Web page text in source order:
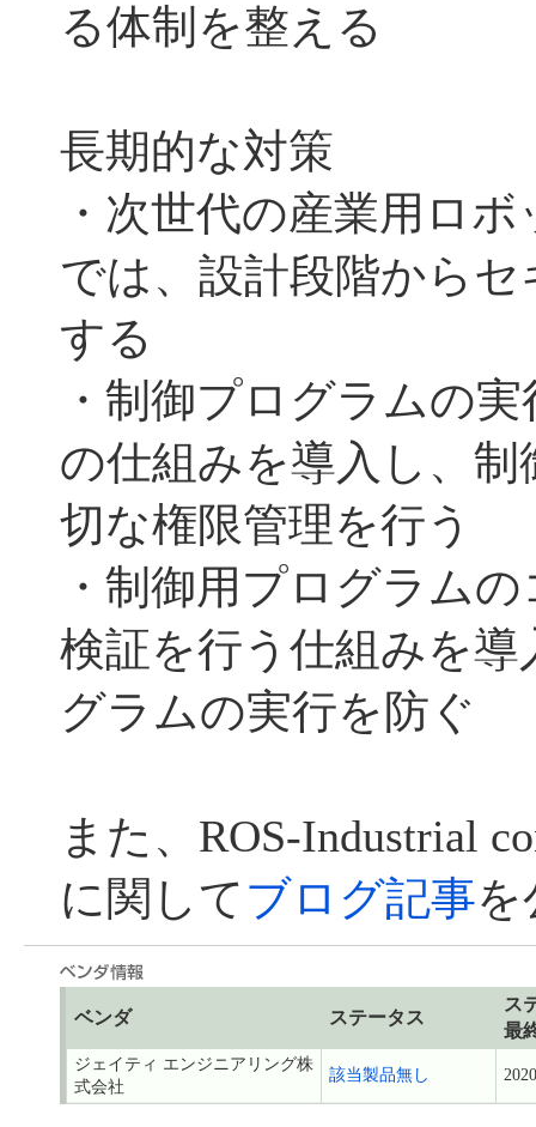
る体制を整える
長期的な対策
・次世代の産業用ロ
では、設計段階から
する
・制御プログラムの
の仕組みを導入し、
切な権限管理を行う
・制御用プログラム
検証を行う仕組みを
グラムの実行を防ぐ
また、ROS-Industrial
に関してブログ記事
ベンダ ステータス
ス
最
ジェイティ エンジニアリング株
式会社
該当製品無し